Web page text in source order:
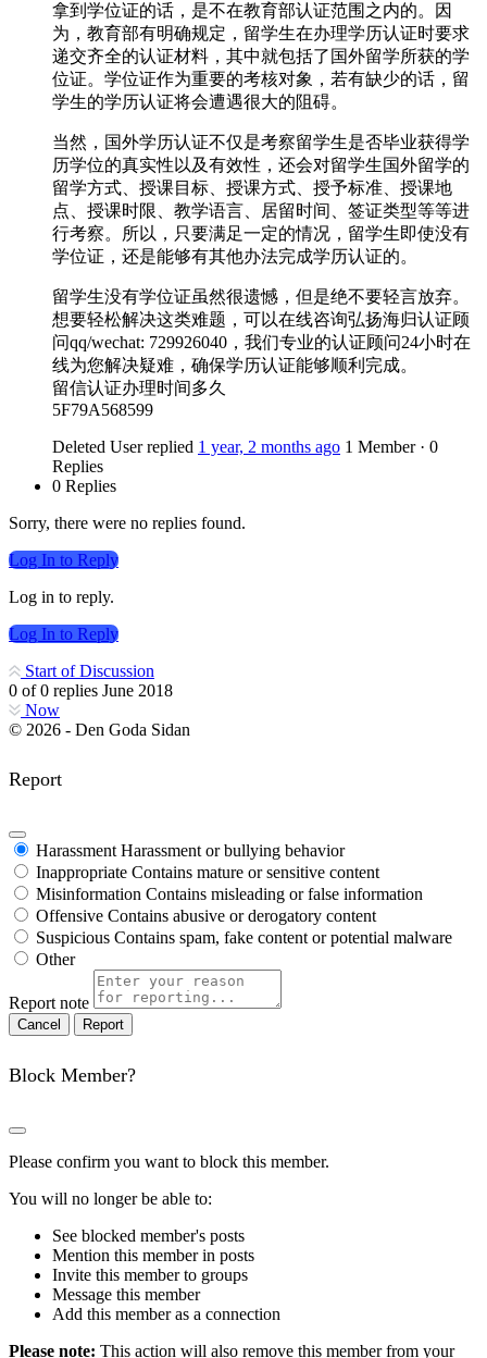
拿到学位证的话，是不在教育部认证范围之内的。因
为，教育部有明确规定，留学生在办理学历认证时要求
递交齐全的认证材料，其中就包括了国外留学所获的学
位证。学位证作为重要的考核对象，若有缺少的话，留
学生的学历认证将会遭遇很大的阻碍。
当然，国外学历认证不仅是考察留学生是否毕业获得学
历学位的真实性以及有效性，还会对留学生国外留学的
留学方式、授课目标、授课方式、授予标准、授课地
点、授课时限、教学语言、居留时间、签证类型等等进
行考察。所以，只要满足一定的情况，留学生即使没有
学位证，还是能够有其他办法完成学历认证的。
留学生没有学位证虽然很遗憾，但是绝不要轻言放弃。
想要轻松解决这类难题，可以在线咨询弘扬海归认证顾
问qq/wechat: 729926040，我们专业的认证顾问24小时在
线为您解决疑难，确保学历认证能够顺利完成。
留信认证办理时间多久
5F79A568599
Deleted User replied 1 year, 2 months ago 1 Member · 0
Replies
0 Replies
Sorry, there were no replies found.
Log In to Reply
Log in to reply.
Log In to Reply
Start of Discussion
0 of0 replies June 2018
Now
© 2026 - Den Goda Sidan
Report
Harassment Harassment or bullying behavior
Inappropriate Contains mature or sensitive content
Misinformation Contains misleading or false information
Offensive Contains abusive or derogatory content
Suspicious Contains spam, fake content or potential malware
Other
Report note
Report
Block Member?
Please confirm you want to block this member.
You will no longer be able to:
See blocked member's posts
Mention this member in posts
Invite this member to groups
Message this member
Add this member as a connection
Please note: This action will also remove this member from your